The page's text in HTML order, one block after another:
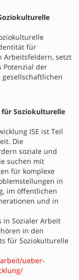
für
Arbeitsfeldern, setzt
Potenzial der
für Soziokulturelle
ISE ist Teil
Die
soziale und
suchen mit
für komplexe
in
im öffentlichen
und in
in Sozialer Arbeit
in den
für Soziokulturelle
ueber-